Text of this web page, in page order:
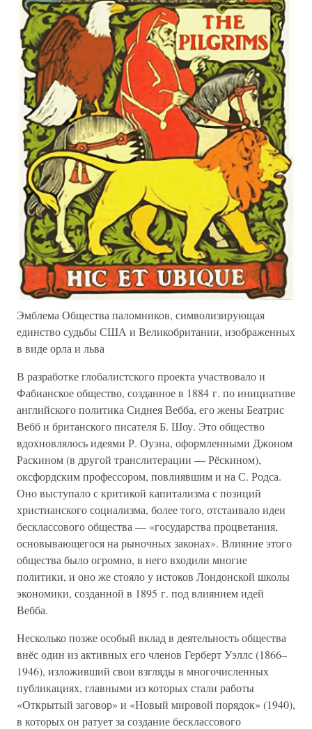
Эмблема Общества паломников, символизирующая
единство судьбы США и Великобритании, изображенных
в виде орла и льва
В разработке глобалистского проекта участвовало и
Фабианское общество, созданное в 1884 г. по инициативе
английского политика Сиднея Вебба, его жены Беатрис
Вебб и британского писателя Б. Шоу. Это общество
вдохновлялось идеями Р. Оуэна, оформленными Джоном
Раскином (в другой транслитерации — Рёскином),
оксфордским профессором, повлиявшим и на С. Родса.
Оно выступало с критикой капитализма с позиций
христианского социализма, более того, отстаивало идеи
бесклассового общества — «государства процветания,
основывающегося на рыночных законах». Влияние этого
общества было огромно, в него входили многие
политики, и оно же стояло у истоков Лондонской школы
экономики, созданной в 1895 г. под влиянием идей
Вебба.
Несколько позже особый вклад в деятельность общества
внёс один из активных его членов Герберт Уэллс (1866–
1946), изложивший свои взгляды в многочисленных
публикациях, главными из которых стали работы
«Открытый заговор» и «Новый мировой порядок» (1940),
в которых он ратует за создание бесклассового